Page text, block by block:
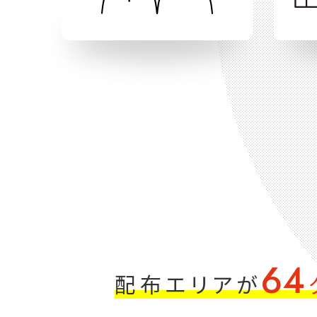
配布エリアが64